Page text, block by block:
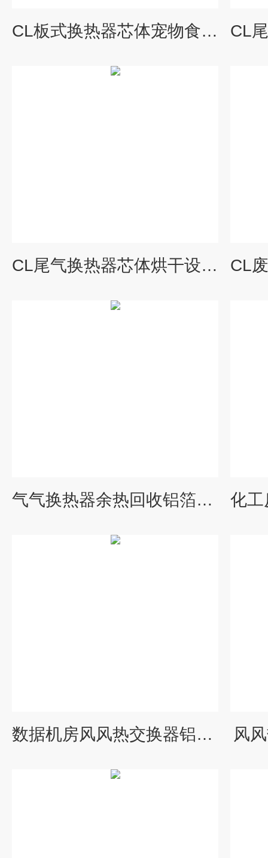
CL板式换热器芯体宠物食品烘干废气余热回收
CL尾气换热器芯体烘干设备锅炉废气余热回收
气气换热器余热回收铝箔换热芯专用配件
数据机房风风热交换器铝箔芯体 风